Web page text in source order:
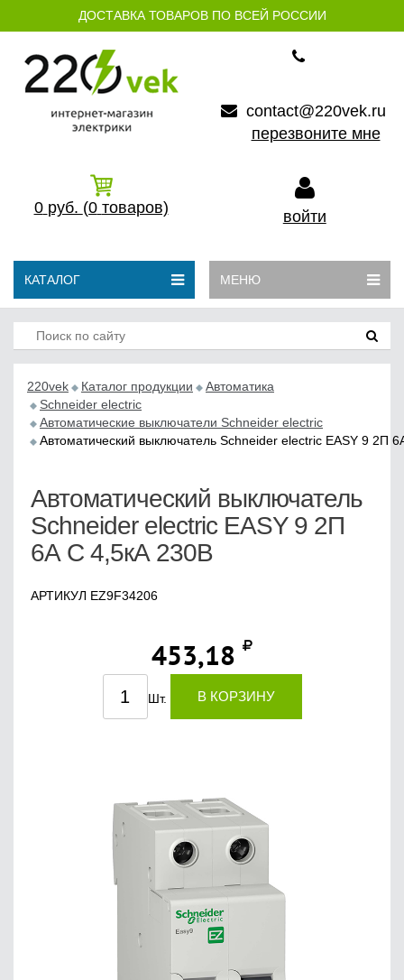
ДОСТАВКА ТОВАРОВ ПО ВСЕЙ РОССИИ
contact@220vek.ru
перезвоните мне
0 руб. (0 товаров) войти
КАТАЛОГ МЕНЮ
220vek Каталог продукции
Автоматика
Schneider electric
Автоматические выключатели Schneider electric
Автоматический выключатель Schneider electric EASY 9 2П
Автоматический выключатель
Schneider electric EASY 9 2П
6А С 4,5кА 230В
АРТИКУЛ EZ9F34206
453,18
Шт. В КОРЗИНУ